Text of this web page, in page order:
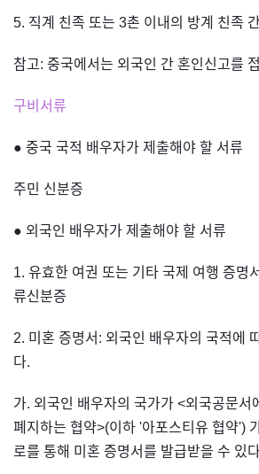
5. 직계 친족 또는 3촌 이내의 방계 친족
참고: 중국에서는 외국인 간 혼인신고를
구비서류
● 중국 국적 배우자가 제출해야 할 서류
주민 신분증
● 외국인 배우자가 제출해야 할 서류
1. 유효한 여권 또는 기타 국제 여행 증명
류신분증
2. 미혼 증명서: 외국인 배우자의 국적에
다.
가. 외국인 배우자의 국가가 <외국공문서
폐지하는 협약>(이하 '아포스티유 협약')
로를 통해 미혼 증명서를 발급받을 수 있다